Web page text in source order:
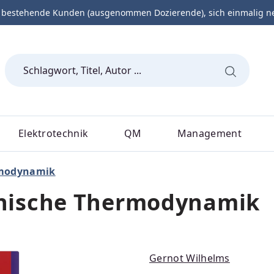
Kunden (ausgenommen Dozierende), sich einmalig
Elektrotechnik QM Management
Thermodynamik
Gernot Wilhelms